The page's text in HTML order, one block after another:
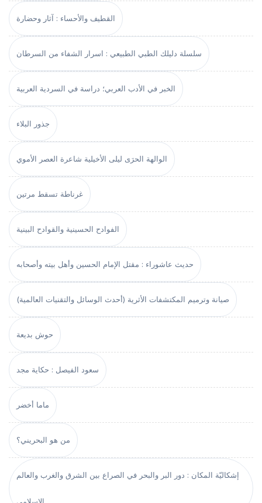
القطيف والأحساء : آثار وحضارة
سلسلة دليلك الطبي الطبيعي : اسرار الشفاء من السرطان
الخبر في الأدب العربي؛ دراسة في السردية العربية
جذور البلاء
الوالهة الحرَى ليلى الأخيلية شاعرة العصر الأموي
غرناطة تسقط مرتين
الفوادح الحسينية والقوادح البينية
حديث عاشوراء : مقتل الإمام الحسين وأهل بيته وأصحابه
صيانة وترميم المكتشفات الأثرية (أحدث الوسائل والتقنيات العالمية)
حوش بديعة
سعود الفيصل : حكاية مجد
ماما أخضر
من هو البحريني؟
إشكاليّة المكان : دور البر والبحر في الصراع بين الشرق والغرب والعالم